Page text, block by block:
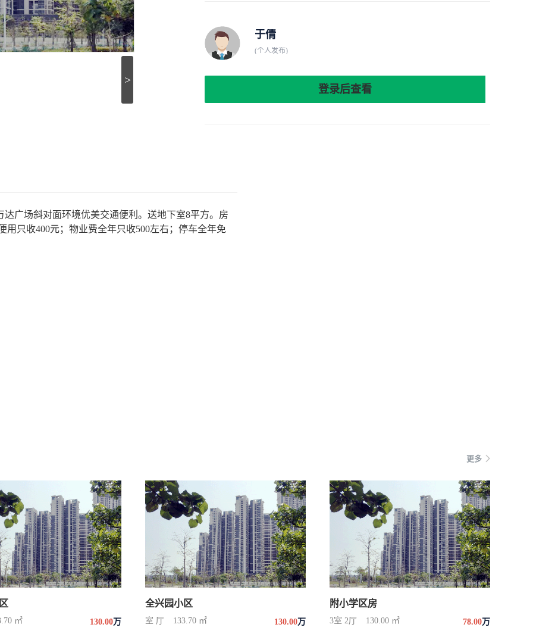
>
于倩
(个人发布)
登录后查看
广场斜对面环境优美交通便利。送地下室8平方。房
只收400元；物业费全年只收500左右；停车全年免
更多
㎡ 130.00万
全兴园小区
室 厅 133.70 ㎡ 130.00万
附小学区房
3室 2厅 130.00 ㎡ 78.00万